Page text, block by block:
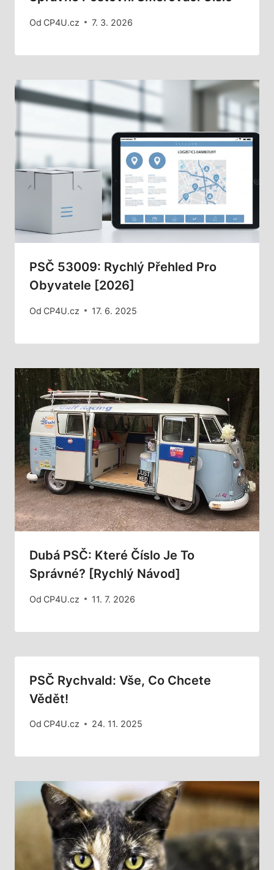
Od CP4U.cz 7. 3. 2026
PSČ 53009: Rychlý Přehled Pro
Obyvatele [2026]
Od CP4U.cz 17. 6. 2025
Dubá PSČ: Které Číslo Je To
Správné? [Rychlý Návod]
Od CP4U.cz 11. 7. 2026
PSČ Rychvald: Vše, Co Chcete
Vědět!
Od CP4U.cz 24. 11. 2025